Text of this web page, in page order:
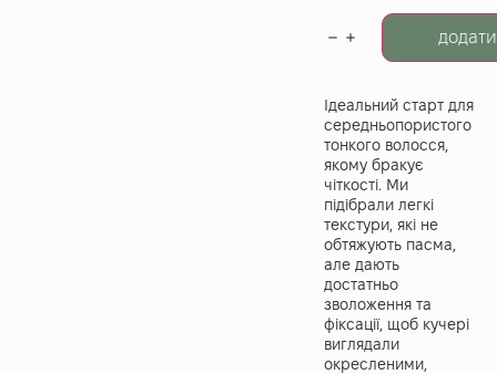
Ідеальний старт для
середньопористого
тонкого волосся,
якому бракує
чіткості. Ми
підібрали легкі
текстури, які не
обтяжують пасма,
але дають
достатньо
зволоження та
фіксації, щоб кучері
виглядали
окресленими,